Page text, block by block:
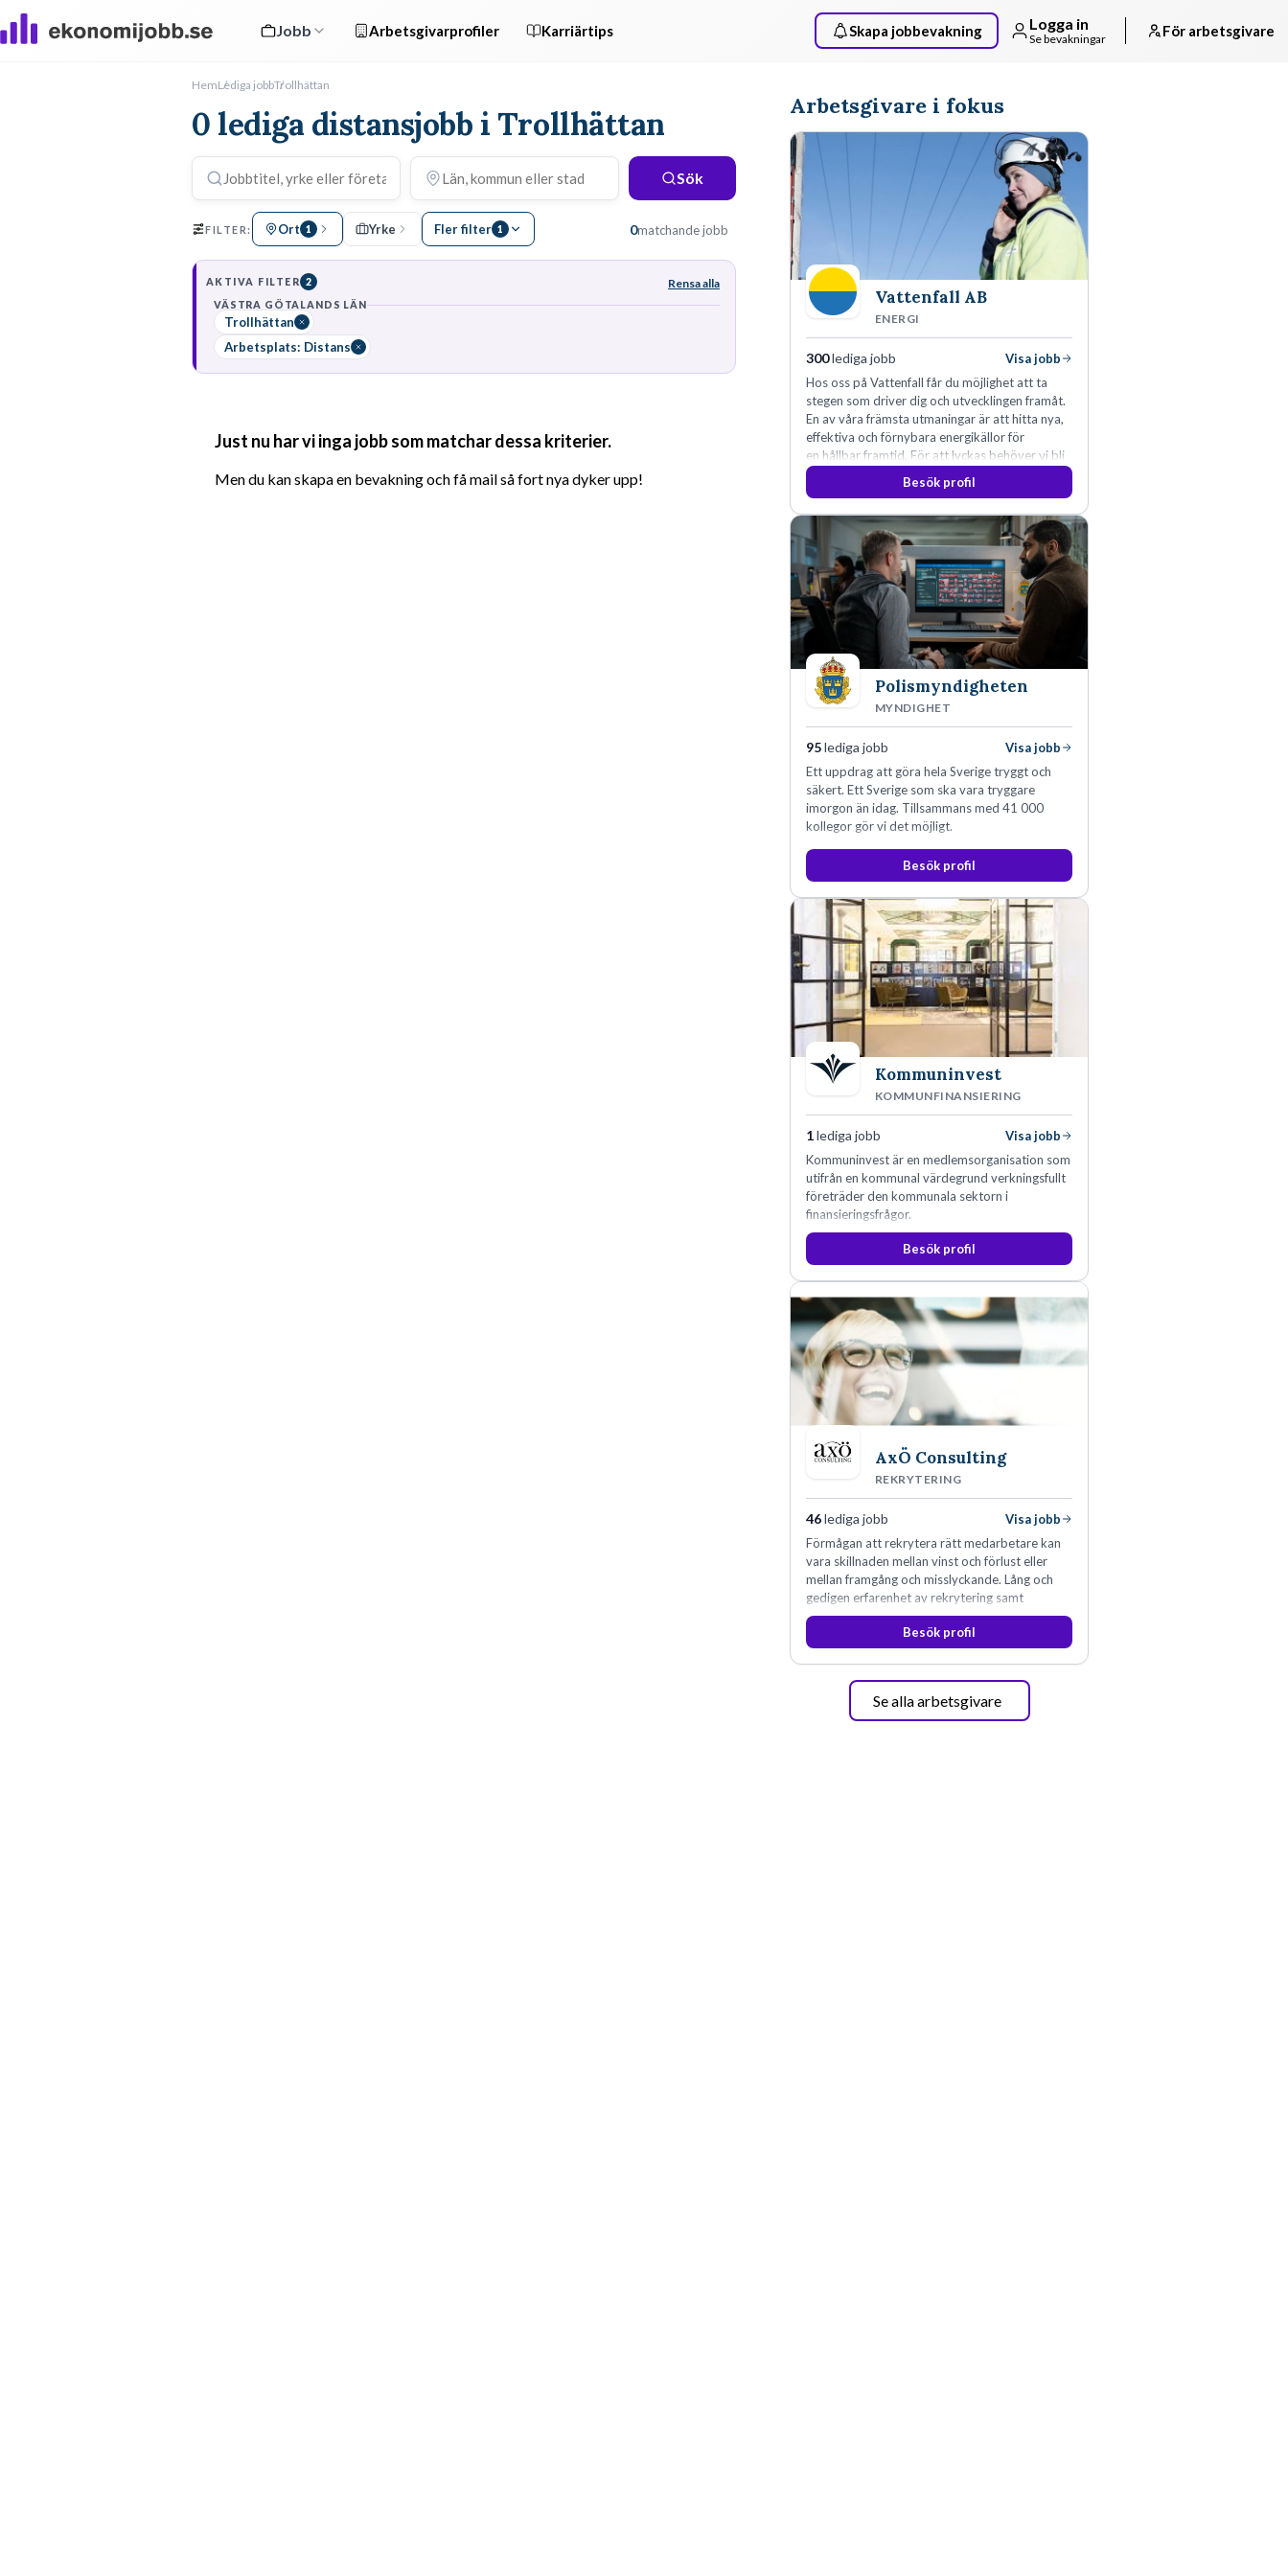
Jobb Arbetsgivarprofiler Karriärtips Skapa jobbevakning Logga in
Se bevakningar För arbetsgivare
HemLediga jobbTrollhättan
0 lediga distansjobb i Trollhättan
Sök
FILTER: Ort 1 Yrke Fler filter 1 0matchande jobb
AKTIVA FILTER 2 Rensa alla
VÄSTRA GÖTALANDS LÄN
Trollhättan
Arbetsplats: Distans
Just nu har vi inga jobb som matchar dessa kriterier.
Men du kan skapa en bevakning och få mail så fort nya dyker upp!
Arbetsgivare i fokus
Vattenfall AB
ENERGI
300lediga jobb
Visa jobb
Hos oss på Vattenfall får du möjlighet att ta
stegen som driver dig och utvecklingen framåt.
En av våra främsta utmaningar är att hitta nya,
effektiva och förnybara energikällor för
en hållbar framtid. För att lyckas behöver vi bli
fler medarbetare som vill göra skillnad.
Besök profil
Polismyndigheten
MYNDIGHET
95lediga jobb
Visa jobb
Ett uppdrag att göra hela Sverige tryggt och
säkert. Ett Sverige som ska vara tryggare
imorgon än idag. Tillsammans med 41 000
kollegor gör vi det möjligt.
Besök profil
Kommuninvest
KOMMUNFINANSIERING
1lediga jobb
Visa jobb
Kommuninvest är en medlemsorganisation som
utifrån en kommunal värdegrund verkningsfullt
företräder den kommunala sektorn i
finansieringsfrågor.
Besök profil
AxÖ Consulting
REKRYTERING
46lediga jobb
Visa jobb
Förmågan att rekrytera rätt medarbetare kan
vara skillnaden mellan vinst och förlust eller
mellan framgång och misslyckande. Lång och
gedigen erfarenhet av rekrytering samt
konsultverksamhet har lärt oss just det.
Besök profil
Se alla arbetsgivare